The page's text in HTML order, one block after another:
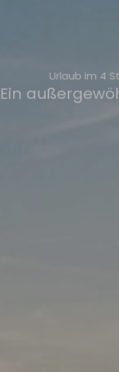
Urlaub im 4
Ein